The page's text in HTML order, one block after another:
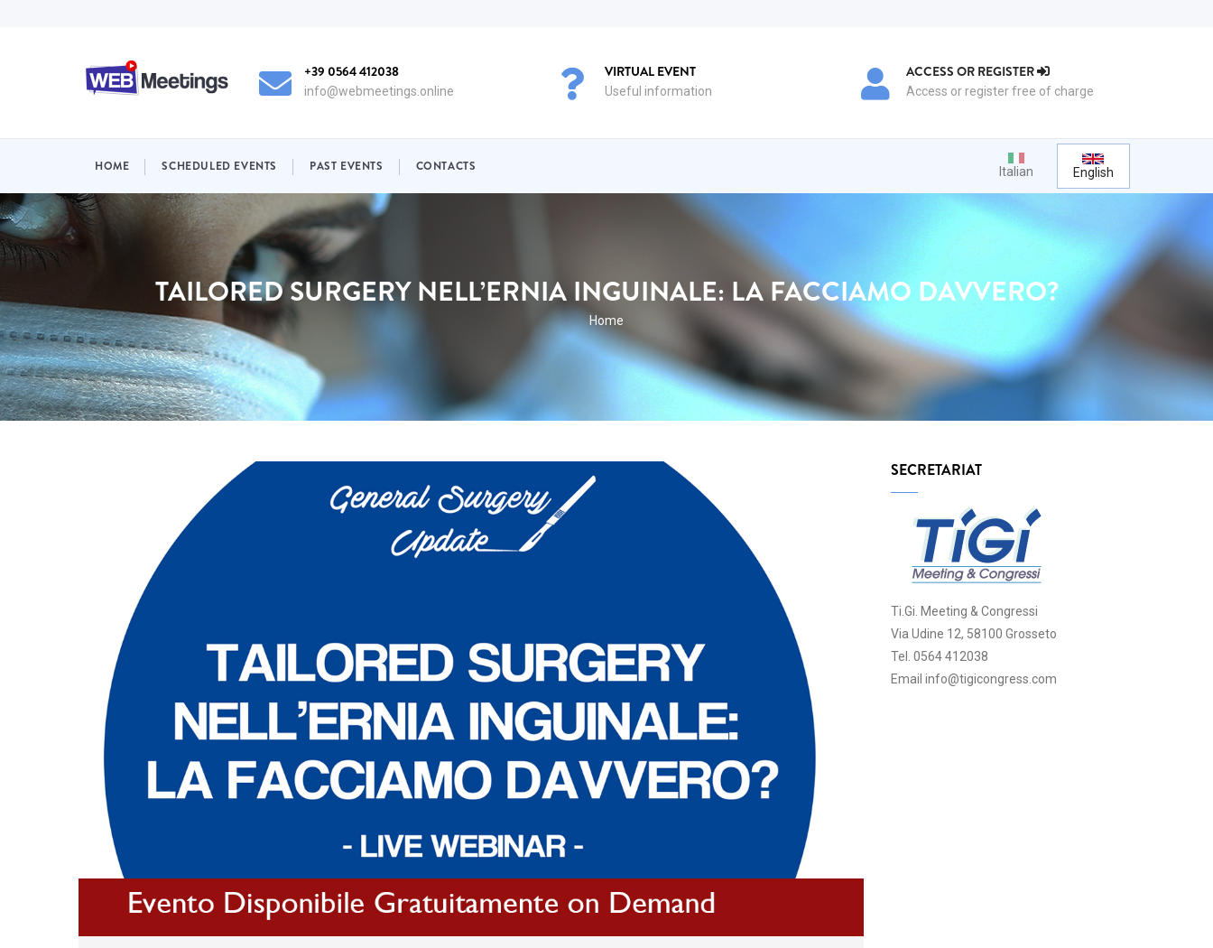
+39 0564 412038
info@webmeetings.online
VIRTUAL EVENT
Useful information
ACCESS OR REGISTER
Access or register free of charge
PRINCIPALE
HOME SCHEDULED EVENTS PAST EVENTS CONTACTS Italian English
TAILORED SURGERY NELL’ERNIA INGUINALE: LA FACCIAMO DAVVERO?
BREADCRUMB
Home
SECRETARIAT
Ti.Gi. Meeting & Congressi
Via Udine 12, 58100 Grosseto
Tel. 0564 412038
Email info@tigicongress.com